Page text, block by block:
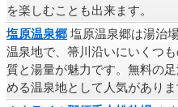
を楽しむことも出来ます。
塩原温泉郷 塩原温泉郷は湯治
温泉地で、箒川沿いにいくつ
質と湯量が魅力です。無料の
める温泉地として人気がありま